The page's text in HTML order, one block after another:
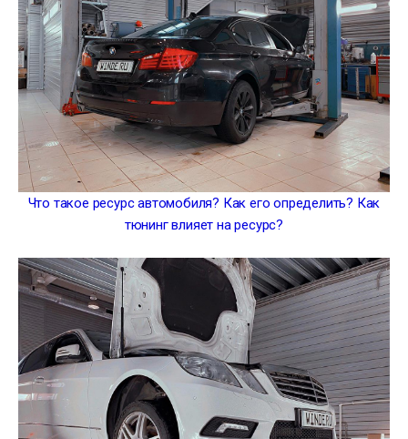
Что такое ресурс автомобиля? Как его определить? Как
тюнинг влияет на ресурс?